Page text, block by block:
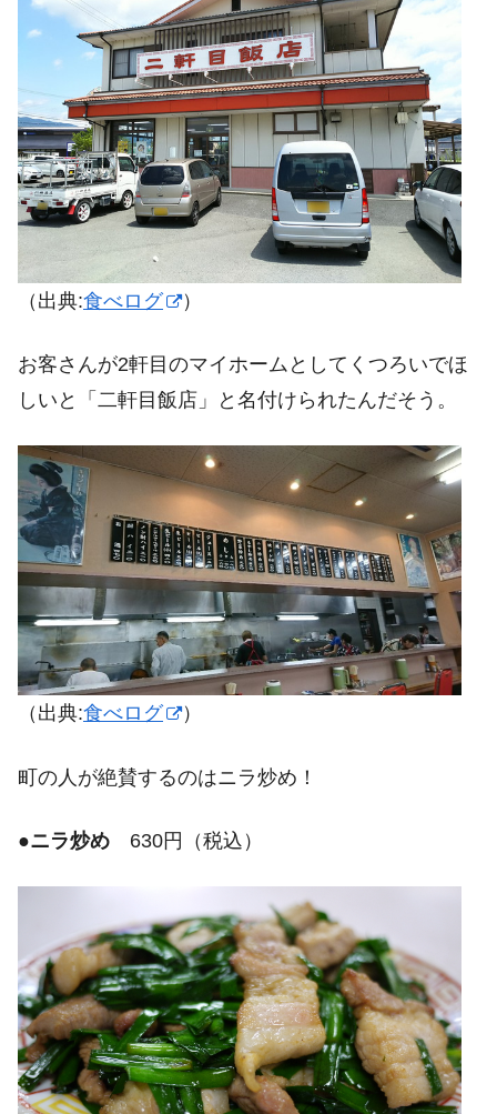
（出典:食べログ ）
お客さんが2軒目のマイホームとしてくつろいでほ
しいと「二軒目飯店」と名付けられたんだそう。
（出典:食べログ ）
町の人が絶賛するのはニラ炒め！
●ニラ炒め 630円（税込）